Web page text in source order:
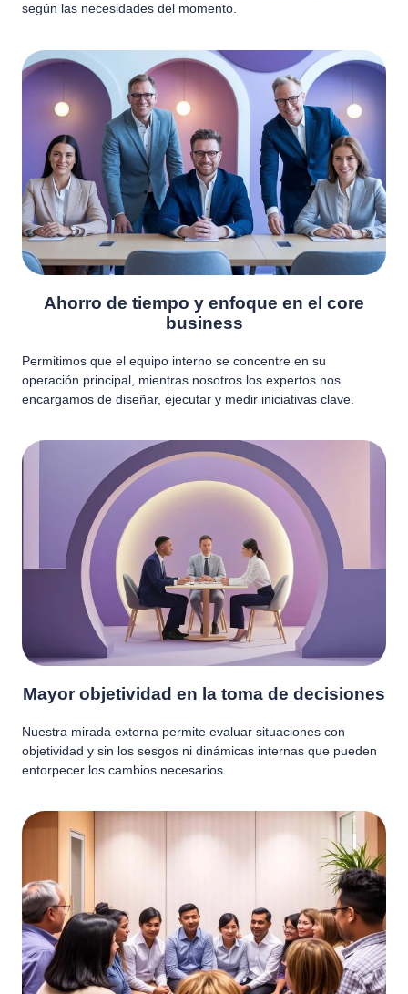
según las necesidades del momento.
Ahorro de tiempo y enfoque en el core
business
Permitimos que el equipo interno se concentre en su
operación principal, mientras nosotros los expertos nos
encargamos de diseñar, ejecutar y medir iniciativas clave.
Mayor objetividad en la toma de decisiones
Nuestra mirada externa permite evaluar situaciones con
objetividad y sin los sesgos ni dinámicas internas que pueden
entorpecer los cambios necesarios.